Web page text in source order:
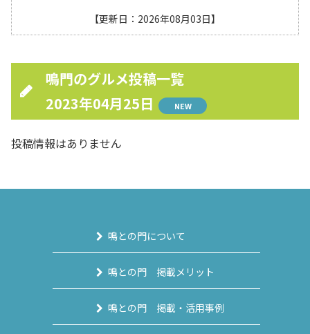
【更新日：2026年08月03日】
鳴門のグルメ投稿一覧
2023年04月25日
NEW
投稿情報はありません
鳴との門について
鳴との門 掲載メリット
鳴との門 掲載・活用事例